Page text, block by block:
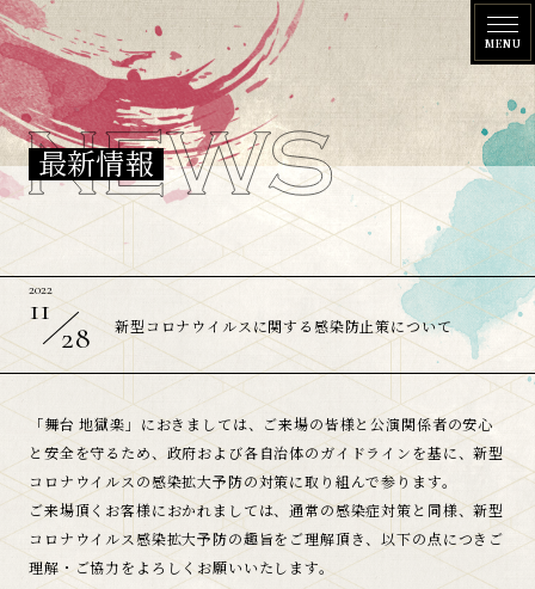
最新情報
N
W
S
2022
11
28 新型コロナウイルスに関する感染防止策について
「舞台 地獄楽」におきましては、ご来場の皆様と公演関係者の安心
と安全を守るため、政府および各自治体のガイドラインを基に、新型
コロナウイルスの感染拡大予防の対策に取り組んで参ります。
ご来場頂くお客様におかれましては、通常の感染症対策と同様、新型
コロナウイルス感染拡大予防の趣旨をご理解頂き、以下の点につきご
理解・ご協力をよろしくお願いいたします。